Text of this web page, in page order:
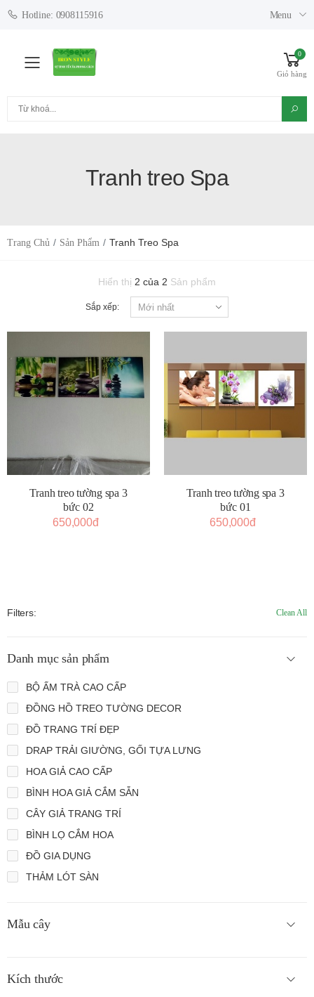
Hotline: 0908115916 Menu
Toggle mobile menu
0
Giỏ hàng
Tranh treo Spa
Trang Chủ Sản Phẩm Tranh Treo Spa
Hiển thị 2 của 2 Sản phẩm
Sắp xếp:
Tranh treo tường spa 3
bức 02
650,000đ
Tranh treo tường spa 3
bức 01
650,000đ
Filters: Clean All
Danh mục sản phẩm
BỘ ẤM TRÀ CAO CẤP
ĐỒNG HỒ TREO TƯỜNG DECOR
ĐỒ TRANG TRÍ ĐẸP
DRAP TRẢI GIƯỜNG, GỐI TỰA LƯNG
HOA GIẢ CAO CẤP
BÌNH HOA GIẢ CẮM SẴN
CÂY GIẢ TRANG TRÍ
BÌNH LỌ CẮM HOA
ĐỒ GIA DỤNG
THẢM LÓT SÀN
Mẫu cây
Kích thước